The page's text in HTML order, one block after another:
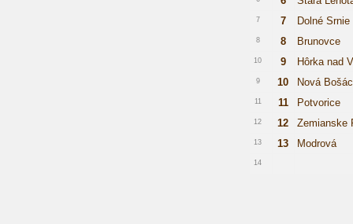
7 7 Dolné Srnie
8 8 Brunovce
10 9 Hôrka nad
9 10 Nová
11 11 Potvorice
12 12 Zemianske
13 13 Modrová
14